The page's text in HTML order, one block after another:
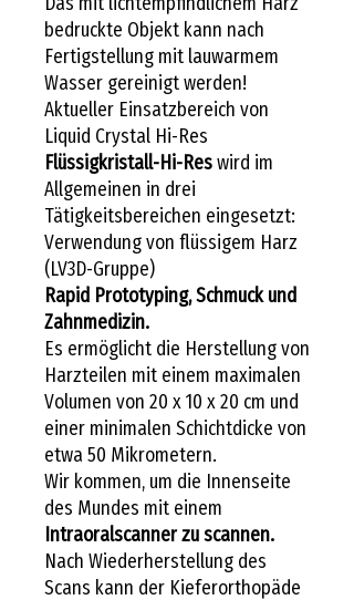
bedruckte Objekt kann nach
Fertigstellung mit lauwarmem
Wasser gereinigt werden!
Aktueller Einsatzbereich von
Liquid Crystal Hi-Res
Flüssigkristall-Hi-Reswird im
Allgemeinen in drei
Tätigkeitsbereichen eingesetzt:
Verwendung von flüssigem Harz
(LV3D-Gruppe)
Rapid Prototyping, Schmuck und
Zahnmedizin.
Es ermöglicht die Herstellung von
Harzteilen mit einem maximalen
Volumen von 20 x 10 x 20 cm und
einer minimalen Schichtdicke von
etwa 50 Mikrometern.
Wir kommen, um die Innenseite
des Mundes mit einem
Intraoralscanner zu scannen.
Nach Wiederherstellung des
Scans kann der Kieferorthopäde